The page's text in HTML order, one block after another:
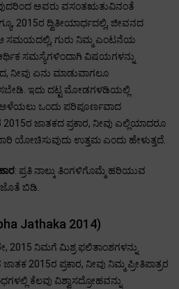
ಅವರು ವಸಂತಋತುವಿನಂತೆ
2015ರ ದ್ವಿತೀಯಾರ್ಧದಲ್ಲಿ, ಜೀವನದ
ಸಮಯದಲ್ಲಿ, ಗುರು ನಿಮ್ಮ ಎಂಟನೆಯ
ಸಮಸ್ಯೆಗಳಿಂದಾಗಿ ವಿಷಯಗಳನ್ನು
ನೀವು ಏನು ಮಾಡುವಾಗಲೂ
ಇದು ದಟ್ಟ ಮೋಡಗಳಡಿಯಲ್ಲಿ
ಅಳೆಯಲು ಒಂದು ಪರಿಪೂರ್ಣವಾದ
ಜಾತಕದ ಪ್ರಕಾರ, ನೀವು ಎಲ್ಲಿಯಾದರೂ
ಯೋಚಿಸುವುದು ಉತ್ತಮ ಎಂದು ಹೇಳುತ್ತದೆ.
: ಪ್ರತಿ ನಾಲ್ಕು ತಿಂಗಳಿಗೊಮ್ಮೆ ಹರಿಯುವ
ಜೊತೆ ಬಿಡಿ.
Jathaka 2014)
2015 ನಿಮಗೆ ಮಿಶ್ರ ಫಲಿತಾಂಶಗಳನ್ನು
ಜಾತಕ 2015ರ ಪ್ರಕಾರ, ನೀವು ನಿಮ್ಮ ಪ್ರೀತಿಪಾತ್ರರ
ಕೆಲವು ವಿಶ್ವಾಸದ್ರೋಹವನ್ನು